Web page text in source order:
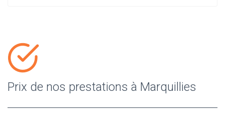
Prix de nos prestations à Marquillies